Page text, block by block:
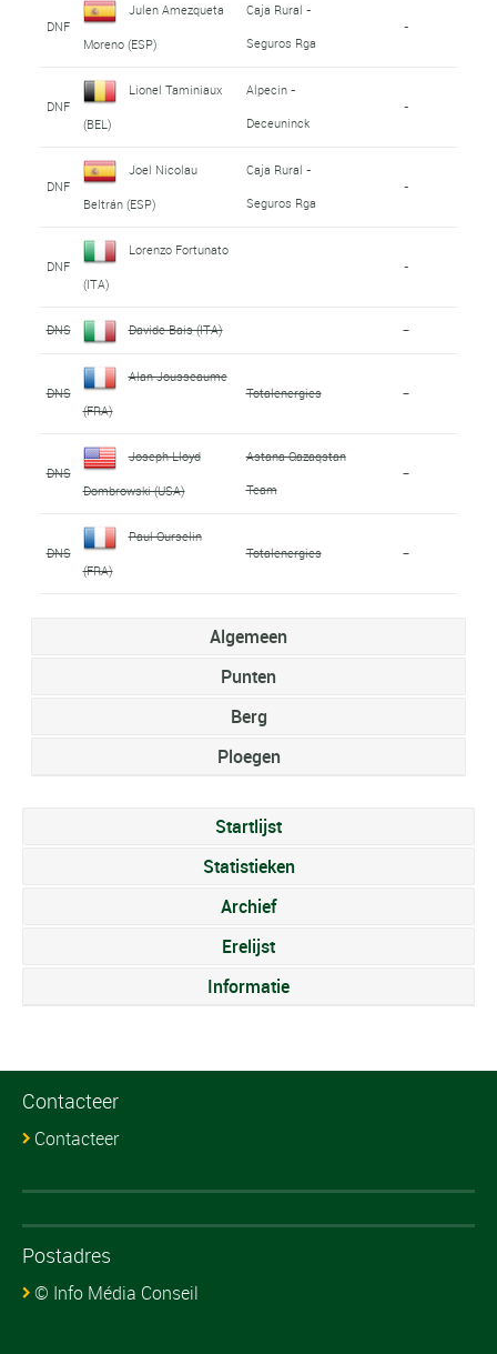
DNF
Julen Amezqueta
Moreno (ESP)
Caja Rural -
Seguros Rga
-
DNF
Lionel Taminiaux
(BEL)
Alpecin -
Deceuninck
-
DNF
Joel Nicolau
Beltrán (ESP)
Caja Rural -
Seguros Rga
-
DNF
Lorenzo Fortunato
(ITA)
-
DNS Davide Bais (ITA) -
DNS
Alan Jousseaume
(FRA)
Totalenergies -
DNS
Joseph Lloyd
Dombrowski (USA)
Astana Qazaqstan
Team
-
DNS
Paul Ourselin
(FRA)
Totalenergies -
Algemeen
Punten
Berg
Ploegen
Startlijst
Statistieken
Archief
Erelijst
Informatie
Contacteer
Contacteer
Postadres
© Info Média Conseil